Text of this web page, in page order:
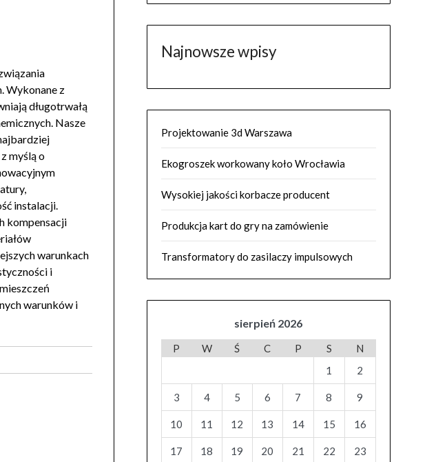
Wykonane z
długotrwałą
Nasze
myślą o
instalacji.
kompensacji
warunkach
i
warunków i
Najnowsze wpisy
Projektowanie 3d Warszawa
Ekogroszek workowany koło Wrocławia
Wysokiej jakości korbacze producent
Produkcja kart do gry na zamówienie
Transformatory do zasilaczy impulsowych
sierpień 2026
P W Ś C P S
N
1
2
3 4 5 6 7 8 9
10 11 12 13 14 15 16
17 18 19 20 21 22 23